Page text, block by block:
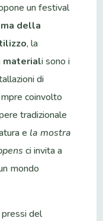
un festival
della
, la
materiali sono i
di
coinvolto
tradizionale
e la mostra
ci invita a
mondo
pressi del